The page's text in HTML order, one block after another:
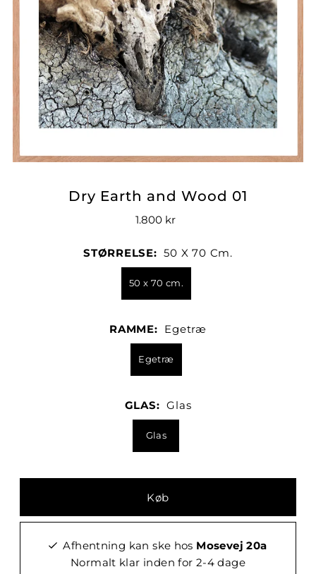
Dry Earth and Wood 01
1.800 kr
STØRRELSE: 50 X 70 Cm.
50 x 70 cm.
RAMME: Egetræ
Egetræ
GLAS: Glas
Glas
Afhentning kan ske hos Mosevej 20a
Normalt klar inden for 2-4 dage